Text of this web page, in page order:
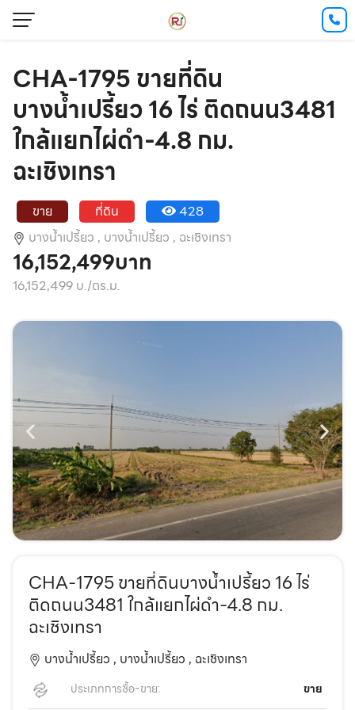
CHA-1795 ขายที่ดิน
บางน้ำเปรี้ยว 16 ไร่ ติดถนน3481
ใกล้แยกไผ่ดำ-4.8 กม.
ฉะเชิงเทรา
ขาย ที่ดิน
428
บางน้ำเปรี้ยว , บางน้ำเปรี้ยว , ฉะเชิงเทรา
16,152,499บาท
16,152,499 บ./ตร.ม.
CHA-1795 ขายที่ดินบางน้ำเปรี้ยว 16 ไร่
ติดถนน3481 ใกล้แยกไผ่ดำ-4.8 กม.
ฉะเชิงเทรา
บางน้ำเปรี้ยว , บางน้ำเปรี้ยว , ฉะเชิงเทรา
ประเภทการซื้อ-ขาย: ขาย